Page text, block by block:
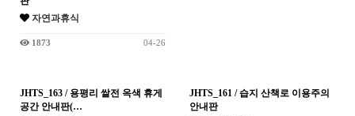
자연과휴식
1873 04-26
JHTS_163 / 용평리 쌀전 옥색 휴게
공간 안내판(…
JHTS_161 / 습지 산책로 이용주의
안내판